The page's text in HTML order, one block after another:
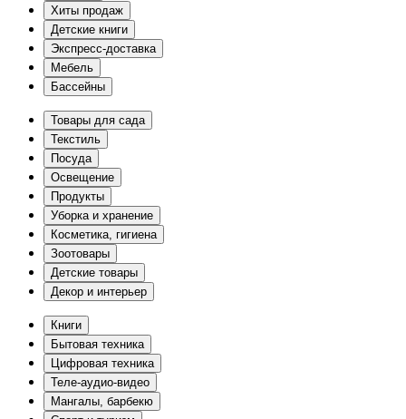
Хиты продаж
Детские книги
Экспресс-доставка
Мебель
Бассейны
Товары для сада
Текстиль
Посуда
Освещение
Продукты
Уборка и хранение
Косметика, гигиена
Зоотовары
Детские товары
Декор и интерьер
Книги
Бытовая техника
Цифровая техника
Теле-аудио-видео
Мангалы, барбекю